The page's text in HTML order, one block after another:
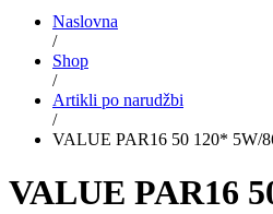
Naslovna
/
Shop
/
Artikli po narudžbi
/
VALUE PAR16 50 120* 5W/
VALUE PAR16